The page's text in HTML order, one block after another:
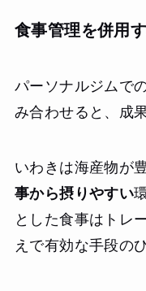
食事管理を併用
パーソナルジムで
み合わせると、成
いわきは海産物が
事から摂りやすい
とした食事はトレ
えで有効な手段の